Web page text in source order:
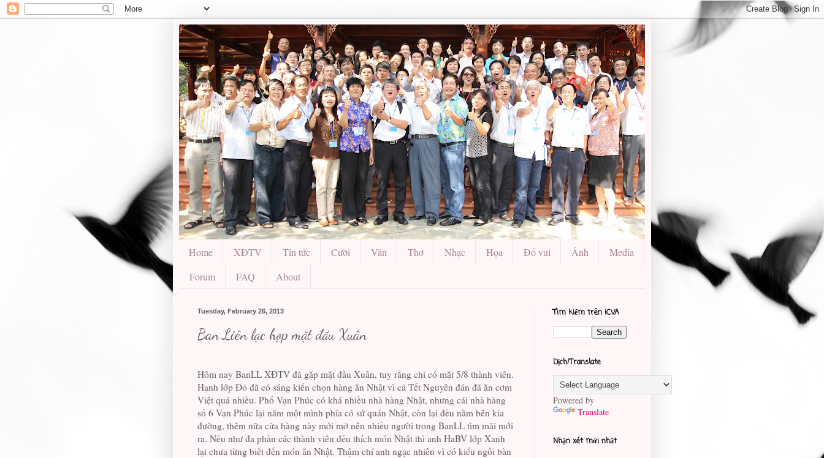
Home XĐTV Tin tức Cười Văn Thơ Nhạc Họa Đố vui Ảnh
Media
Forum
FAQ About
Tuesday, February 26, 2013
Ban Liên lạc họp mặt đầu Xuân
Hôm nay BanLL XĐTV đã gặp mặt đầu Xuân, tuy rằng chỉ có mặt 5/8 thành viên.
Hạnh lớp Đỏ đã có sáng kiến chọn hàng ăn Nhật vì cả Tết Nguyên đán đã ăn cơm
Việt quá nhiều. Phố Vạn Phúc có khá nhiều nhà hàng Nhật, nhưng cái nhà hàng
số 6 Vạn Phúc lại nằm một mình phía có sứ quán Nhật, còn lại đều nằm bên kia
đường, thêm nữa cửa hàng này mới mở nên nhiều người trong BanLL tìm mãi mới
ra. Nếu như đa phần các thành viên đều thích món Nhật thì anh HaBV lớp Xanh
lại chưa từng biết đến món ăn Nhật. Thậm chí anh ngạc nhiên vì có kiểu ngồi bàn
Tìm kiếm trên iCVA
Dịch/Translate
Powered by
Translate
Nhận xét mới nhất